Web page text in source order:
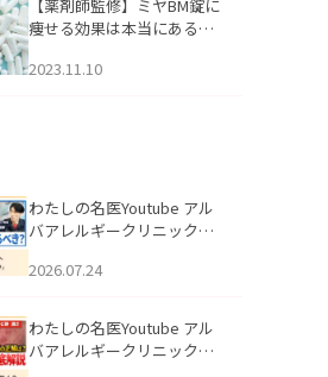
【薬剤師監修】ミヤBM錠に
痩せる効果は本当にある
2023.11.10
わたしの名医Youtube アル
バアレルギークリニック札
える男性へ｜医師が教える
公開いたしました。
2026.07.24
わたしの名医Youtube アル
バアレルギークリニック札